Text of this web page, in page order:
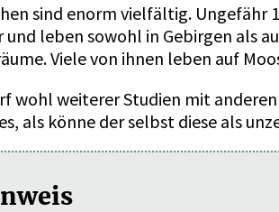
sind enorm vielfältig. Ungefähr
und leben sowohl in Gebirgen als
Viele von ihnen leben auf
wohl weiterer Studien mit
als könne der selbst diese als